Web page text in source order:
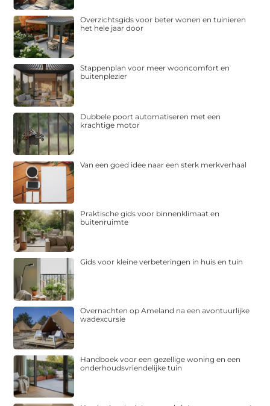
Overzichtsgids voor beter wonen en tuinieren
het hele jaar door
Stappenplan voor meer wooncomfort en
buitenplezier
Dubbele poort automatiseren met een
krachtige motor
Van een goed idee naar een sterk merkverhaal
Praktische gids voor binnenklimaat en
buitenruimte
Gids voor kleine verbeteringen in huis en tuin
Overnachten op Ameland na een avontuurlijke
wadexcursie
Handboek voor een gezellige woning en een
onderhoudsvriendelijke tuin